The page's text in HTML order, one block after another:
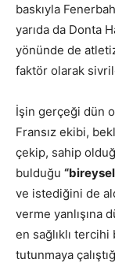
baskıyla
yarıda da Donta
yönünde de
faktör olarak
İşin gerçeği dün
Fransız ekibi,
çekip, sahip
bulduğu
ve istediğini de
verme yanlışına
en sağlıklı
tutunmaya